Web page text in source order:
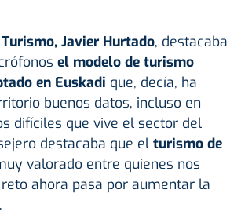
Javier Hurtado, destacaba
el modelo de turismo
en Euskadi que, decía, ha
buenos datos, incluso en
difíciles que vive el sector del
destacaba que el turismo de
valorado entre quienes nos
ahora pasa por aumentar la